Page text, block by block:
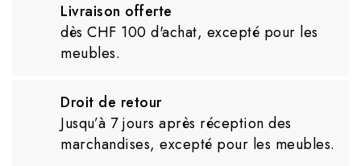
Livraison offerte
dès CHF 100 d'achat, excepté pour les
meubles.
Droit de retour
Jusqu’à 7 jours après réception des
marchandises, excepté pour les meubles.